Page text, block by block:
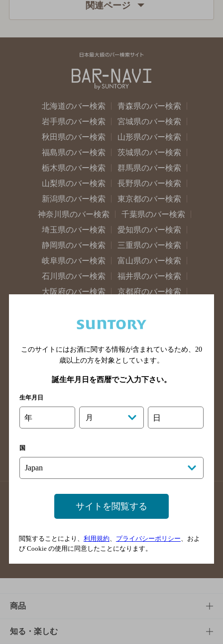
関連ページ
北海道のバー検索
青森県のバー検索
岩手県のバー検索
宮城県のバー検索
秋田県のバー検索
山形県のバー検索
福島県のバー検索
茨城県のバー検索
栃木県のバー検索
群馬県のバー検索
山梨県のバー検索
長野県のバー検索
新潟県のバー検索
東京都のバー検索
神奈川県のバー検索
千葉県のバー検索
埼玉県のバー検索
愛知県のバー検索
静岡県のバー検索
三重県のバー検索
岐阜県のバー検索
富山県のバー検索
石川県のバー検索
福井県のバー検索
大阪府のバー検索
京都府のバー検索
滋賀県のバー検索
和歌山県のバー検索
山口県のバー検索
鳥取県のバー検索
香川県のバー検索
愛媛県のバー検索
高知県のバー検索
長崎県のバー検索
佐賀県のバー検索
大分県のバー検索
熊本県のバー検索
商品
商品TOP
知る・楽しむ
このサイトにはお酒に関する情報が含まれているため、 20
歳以上の方を対象としています。
誕生年月日を西暦でご入力下さい。
生年月日
年 月 日
国
サイトを閲覧する
閲覧することにより、 利用規約、 プライバシーポリシー、およ
び Cookie の使用に同意したことになります。